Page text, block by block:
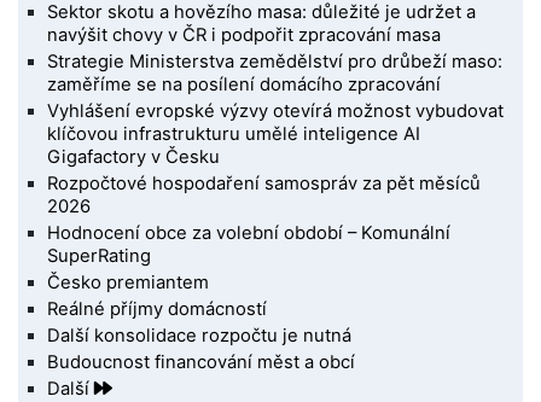
Sektor skotu a hovězího masa: důležité je udržet a
navýšit chovy v ČR i podpořit zpracování masa
Strategie Ministerstva zemědělství pro drůbeží maso:
zaměříme se na posílení domácího zpracování
Vyhlášení evropské výzvy otevírá možnost vybudovat
klíčovou infrastrukturu umělé inteligence AI
Gigafactory v Česku
Rozpočtové hospodaření samospráv za pět měsíců
2026
Hodnocení obce za volební období – Komunální
SuperRating
Česko premiantem
Reálné příjmy domácností
Další konsolidace rozpočtu je nutná
Budoucnost financování měst a obcí
Další